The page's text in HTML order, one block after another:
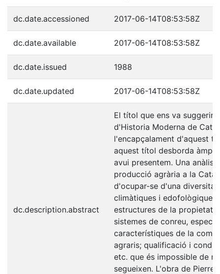
dc.date.accessioned 2017-06-14T08:53:58Z
dc.date.available 2017-06-14T08:53:58Z
dc.date.issued 1988
dc.date.updated 2017-06-14T08:53:58Z
dc.description.abstract
El títol que ens va suggerir
d'Historia Moderna de
l'encapçalament d'aquest
aquest títol desborda
avui presentem. Una
producció agrària a la
d'ocupar-se d'una
climàtiques i edofològiques;
estructures de la propietat
sistemes de conreu,
característiques de la
agraris; qualificació i
etc. que és impossible de
segueixen. L'obra de Pierre